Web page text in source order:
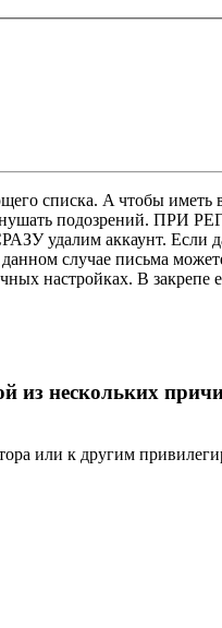
списка. A чтобы иметь
подозрений. ПРИ
удалим аккаунт. Если
случае письма
настройках. В
из нескольких
или к другим